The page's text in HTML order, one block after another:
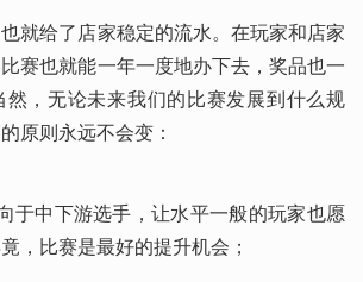
就给了店家稳定的流水。在玩家和店家
赛也就能一年一度地办下去，奖品也一
，无论未来我们的比赛发展到什么规
原则永远不会变：
于中下游选手，让水平一般的玩家也愿
比赛是最好的提升机会；